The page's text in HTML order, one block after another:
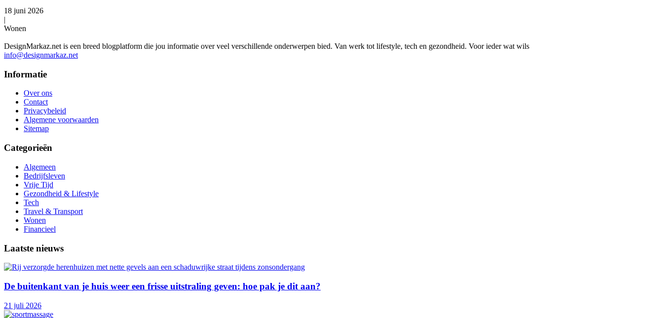
18 juni 2026
|
Wonen
DesignMarkaz.net is een breed blogplatform die jou informatie over veel verschillende onderwerpen bied. Van werk tot lifestyle, tech en gezondheid. Voor ieder wat wils
info@designmarkaz.net
Informatie
Over ons
Contact
Privacybeleid
Algemene voorwaarden
Sitemap
Categorieën
Algemeen
Bedrijfsleven
Vrije Tijd
Gezondheid & Lifestyle
Tech
Travel & Transport
Wonen
Financieel
Laatste nieuws
De buitenkant van je huis weer een frisse uitstraling geven: hoe pak je dit aan?
21 juli 2026